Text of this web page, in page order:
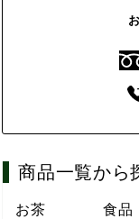
商品一覧から
お茶 食品